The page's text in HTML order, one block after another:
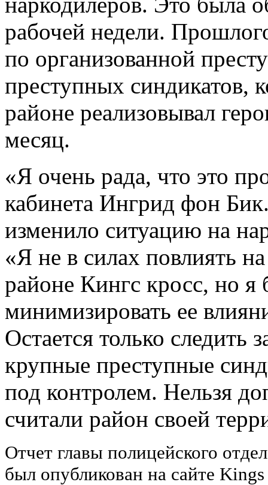
рабочей недели.
по организованной
преступных синдикатов,
районе реализовывал
месяц.
«Я очень рада, что это
кабинета Ингрид фон
изменило ситуацию на
«Я не в силах повлиять
районе Кингс кросс, но я
минимизировать ее
Остается только следить
крупные преступные
под контролем. Нельзя
считали район своей
Отчет главы полицейского
был опубликован на сайте